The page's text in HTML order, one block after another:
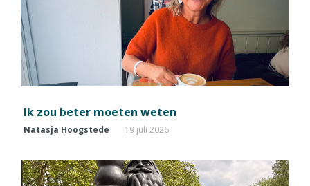
Ik zou beter moeten weten
Natasja Hoogstede 19 juli 2026